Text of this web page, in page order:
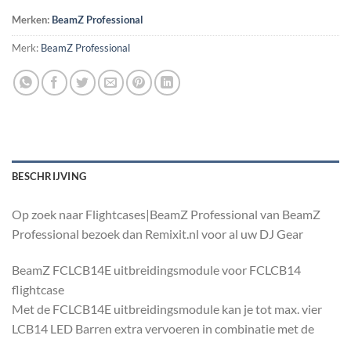
Merken: BeamZ Professional
Merk: BeamZ Professional
BESCHRIJVING
Op zoek naar Flightcases|BeamZ Professional van BeamZ
Professional bezoek dan Remixit.nl voor al uw DJ Gear
BeamZ FCLCB14E uitbreidingsmodule voor FCLCB14
flightcase
Met de FCLCB14E uitbreidingsmodule kan je tot max. vier
LCB14 LED Barren extra vervoeren in combinatie met de